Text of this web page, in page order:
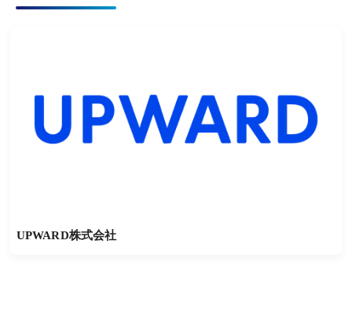
UPWARD株式会社